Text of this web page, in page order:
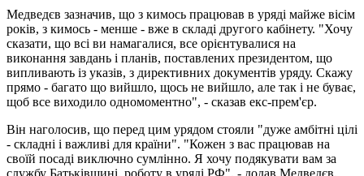
Медведєв зазначив, що з кимось працював в уряді майже вісім
років, з кимось - менше - вже в складі другого кабінету. "Хочу
сказати, що всі ви намагалися, все орієнтувалися на
виконання завдань і планів, поставлених президентом, що
випливають із указів, з директивних документів уряду. Скажу
прямо - багато що вийшло, щось не вийшло, але так і не буває,
щоб все виходило одномоментно", - сказав екс-прем'єр.
Він наголосив, що перед цим урядом стояли "дуже амбітні цілі
- складні і важливі для країни". "Кожен з вас працював на
своїй посаді виключно сумлінно. Я хочу подякувати вам за
службу Батьківщині, роботу в уряді РФ", - додав Медведєв.